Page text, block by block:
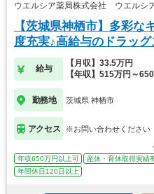
ウエルシア薬局株式会社 ウエルシ
【茨城県神栖市】多彩な
度充実♪高給与のドラッ
給与
【月収】33.5万円
【年収】515万円～
勤務地 茨城県 神栖市
アクセス ※お問い合わせください
年収650万円以上可 産休・育休取得実績
年間休日120日以上